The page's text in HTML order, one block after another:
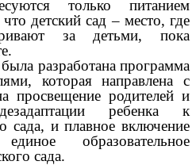
только питанием
детский сад – место, где
за детьми, пока
разработана программа
которая направлена с
просвещение родителей и
ребенка к
сада, и плавное включение
образовательное
сада.